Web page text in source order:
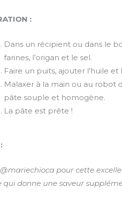
:
Dans un récipient ou dans le
farines, l’origan et le sel.
Faire un puits, ajouter l’huile et
Malaxer à la main ou au robot
pâte souple et homogène.
La pâte est prête !
pour cette
qui donne une saveur